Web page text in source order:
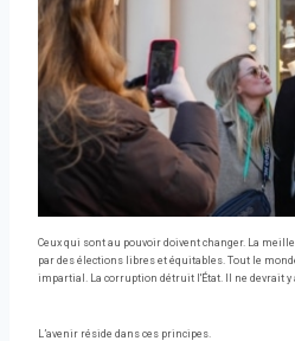
Ceux qui sont au pouvoir doivent changer. La
par des élections libres et équitables. Tout le
impartial. La corruption détruit l'État. Il ne devrait y
L’avenir réside dans ces principes.